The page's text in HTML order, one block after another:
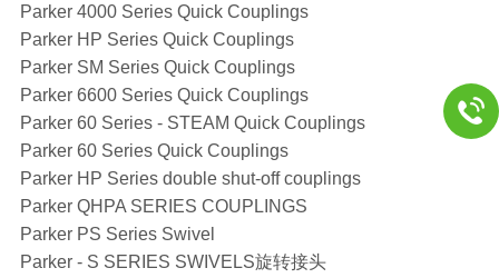
Parker 4000 Series Quick Couplings
Parker HP Series Quick Couplings
Parker SM Series Quick Couplings
Parker 6600 Series Quick Couplings
Parker 60 Series - STEAM Quick Couplings
Parker 60 Series Quick Couplings
Parker HP Series double shut-off couplings
Parker QHPA SERIES COUPLINGS
Parker PS Series Swivel
Parker - S SERIES SWIVELS旋转接头